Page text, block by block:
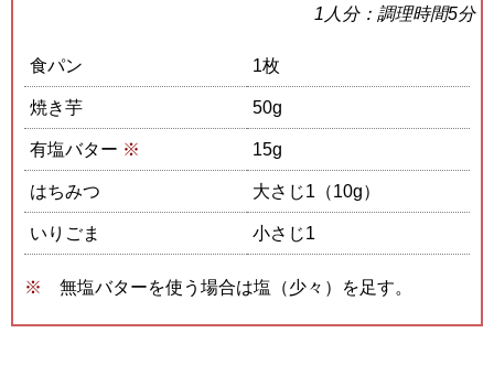
1人分：調理時間5分
食パン 1枚
焼き芋 50g
有塩バター ※ 15g
はちみつ 大さじ1（10g）
いりごま 小さじ1
無塩バターを使う場合は塩（少々）を足す。